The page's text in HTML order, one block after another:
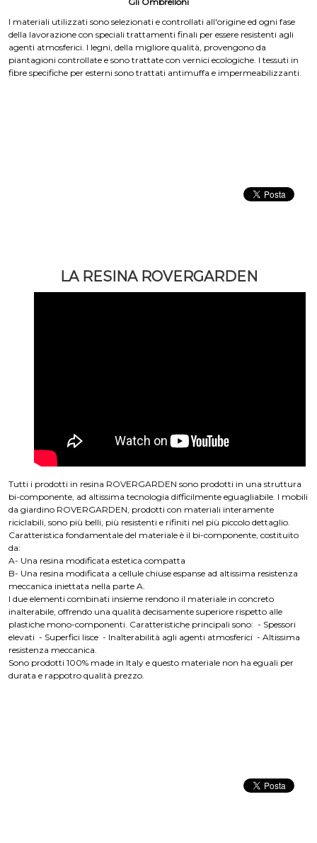
I materiali utilizzati sono selezionati e controllati all'origine ed ogni fase
della lavorazione con speciali trattamenti finali per essere resistenti agli
agenti atmosferici. I legni, della migliore qualità, provengono da
piantagioni controllate e sono trattate con vernici ecologiche. I tessuti in
fibre specifiche per esterni sono trattati antimuffa e impermeabilizzanti.
LA RESINA ROVERGARDEN
Tutti i prodotti in resina ROVERGARDEN sono prodotti in una struttura
bi-componente, ad altissima tecnologia difficilmente eguagliabile. I mobili
da giardino ROVERGARDEN, prodotti con materiali interamente
riciclabili, sono più belli, più resistenti e rifiniti nel più piccolo dettaglio.
Caratteristica fondamentale del materiale è il bi-componente, costituito
da:
A- Una resina modificata estetica compatta
B- Una resina modificata a cellule chiuse espanse ad altissima resistenza
meccanica iniettata nella parte A.
I due elementi combinati insieme rendono il materiale in concreto
inalterabile, offrendo una qualità decisamente superiore rispetto alle
plastiche mono-componenti. Caratteristiche principali sono: - Spessori
elevati - Superfici lisce - Inalterabilità agli agenti atmosferici - Altissima
resistenza meccanica.
Sono prodotti 100% made in Italy e questo materiale non ha eguali per
durata e rappotro qualità prezzo.